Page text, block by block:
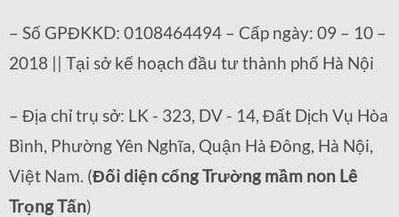
– Số GPĐKKD: 0108464494 – Cấp ngày: 09 – 10 –
2018 || Tại sở kế hoạch đầu tư thành phố Hà Nội
– Địa chỉ trụ sở: LK - 323, DV - 14, Đất Dịch Vụ Hòa
Bình, Phường Yên Nghĩa, Quận Hà Đông, Hà Nội,
Việt Nam. (Đối diện cổng Trường mầm non Lê
Trọng Tấn)